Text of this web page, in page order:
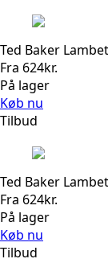
Ted Baker
Fra 624kr.
På lager
Køb nu
Tilbud
Ted Baker
Fra 624kr.
På lager
Køb nu
Tilbud